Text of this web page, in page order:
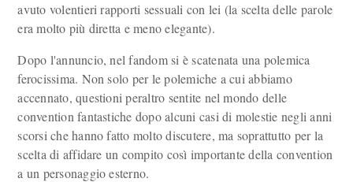
avuto volentieri rapporti sessuali con lei (la scelta delle parole
era molto più diretta e meno elegante).
Dopo l'annuncio, nel fandom si è scatenata una polemica
ferocissima. Non solo per le polemiche a cui abbiamo
accennato, questioni peraltro sentite nel mondo delle
convention fantastiche dopo alcuni casi di molestie negli anni
scorsi che hanno fatto molto discutere, ma soprattutto per la
scelta di affidare un compito così importante della convention
a un personaggio esterno.